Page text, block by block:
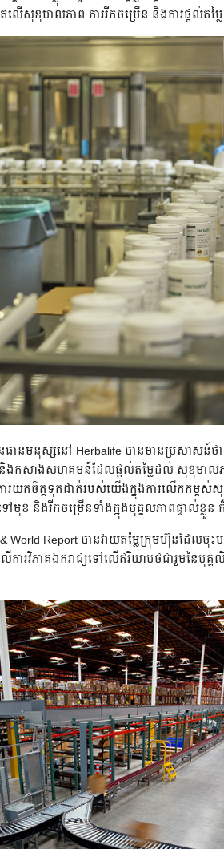
ើសុខុមាលភាព ការរីកចម្រើន និងការផ្ដល់តម្
នមនុស្សនៅ Herbalife បានមានប្រសាសន៍ថា៖ “
និងកសាងសហគមន៍ដែលផ្តល់តម្លៃដល់ សុខុមាលភ
យកចិត្តទុកដាក់របស់យើងក្នុងការលើកកម្ពស់សុខុ
ទៅមុខ និងរីកចម្រើនទាំងក្នុងបុគ្គលភាពផ្ទាល់ខ្លួន
& World Report បានវាយតម្លៃក្រុមហ៊ុនដែលចុ
ារវិភាគឯករាជ្យទៅលើឥរិយាបថជារួមនៃបុគ្